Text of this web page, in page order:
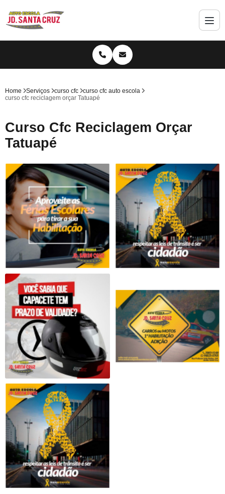
Home Serviços curso cfc
curso cfc auto escola
curso cfc reciclagem orçar Tatuapé
Curso Cfc Reciclagem Orçar
Tatuapé